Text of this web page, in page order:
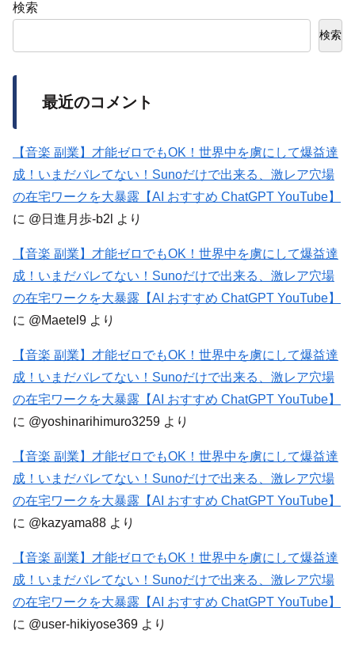
検索
検索
最近のコメント
【音楽 副業】才能ゼロでもOK！世界中を虜にして爆益達
成！いまだバレてない！Sunoだけで出来る、激レア穴場
の在宅ワークを大暴露【AI おすすめ ChatGPT YouTube】
に @日進月歩-b2l より
【音楽 副業】才能ゼロでもOK！世界中を虜にして爆益達
成！いまだバレてない！Sunoだけで出来る、激レア穴場
の在宅ワークを大暴露【AI おすすめ ChatGPT YouTube】
に @Maetel9 より
【音楽 副業】才能ゼロでもOK！世界中を虜にして爆益達
成！いまだバレてない！Sunoだけで出来る、激レア穴場
の在宅ワークを大暴露【AI おすすめ ChatGPT YouTube】
に @yoshinarihimuro3259 より
【音楽 副業】才能ゼロでもOK！世界中を虜にして爆益達
成！いまだバレてない！Sunoだけで出来る、激レア穴場
の在宅ワークを大暴露【AI おすすめ ChatGPT YouTube】
に @kazyama88 より
【音楽 副業】才能ゼロでもOK！世界中を虜にして爆益達
成！いまだバレてない！Sunoだけで出来る、激レア穴場
の在宅ワークを大暴露【AI おすすめ ChatGPT YouTube】
に @user-hikiyose369 より